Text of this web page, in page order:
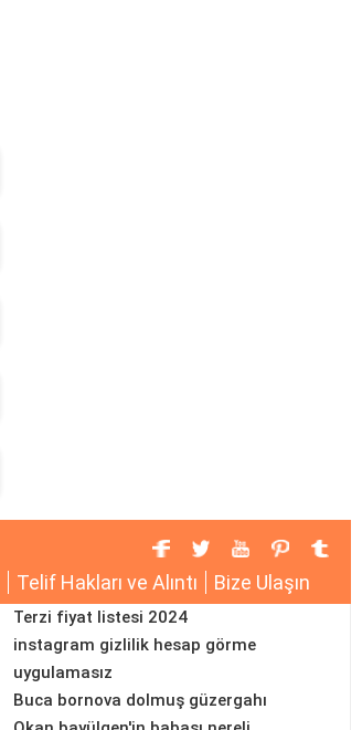
Telif Hakları ve Alıntı Bize Ulaşın
Terzi fiyat listesi 2024
instagram gizlilik hesap görme
uygulamasız
Buca bornova dolmuş güzergahı